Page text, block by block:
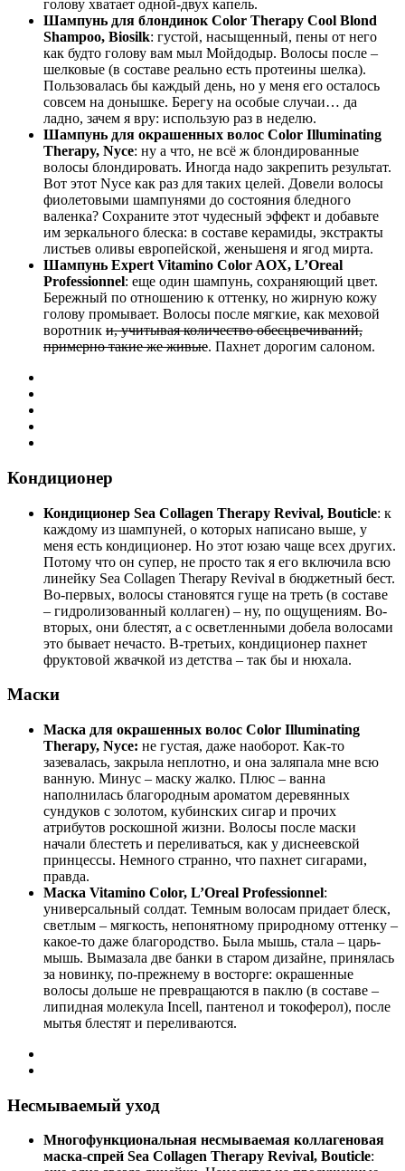
голову хватает одной-двух капель.
Шампунь для блондинок Color Therapy Cool Blond
Shampoo, Biosilk: густой, насыщенный, пены от него
как будто голову вам мыл Мойдодыр. Волосы после –
шелковые (в составе реально есть протеины шелка).
Пользовалась бы каждый день, но у меня его осталось
совсем на донышке. Берегу на особые случаи… да
ладно, зачем я вру: использую раз в неделю.
Шампунь для окрашенных волос Color Illuminating
Therapy, Nyce: ну а что, не всё ж блондированные
волосы блондировать. Иногда надо закрепить результат.
Вот этот Nyce как раз для таких целей. Довели волосы
фиолетовыми шампунями до состояния бледного
валенка? Сохраните этот чудесный эффект и добавьте
им зеркального блеска: в составе керамиды, экстракты
листьев оливы европейской, женьшеня и ягод мирта.
Шампунь Expert Vitamino Color AOX, L’Oreal
Professionnel: еще один шампунь, сохраняющий цвет.
Бережный по отношению к оттенку, но жирную кожу
голову промывает. Волосы после мягкие, как меховой
воротник и, учитывая количество обесцвечиваний,
примерно такие же живые. Пахнет дорогим салоном.
Кондиционер
Кондиционер Sea Collagen Therapy Revival, Bouticle: к
каждому из шампуней, о которых написано выше, у
меня есть кондиционер. Но этот юзаю чаще всех других.
Потому что он супер, не просто так я его включила всю
линейку Sea Collagen Therapy Revival в бюджетный бест.
Во-первых, волосы становятся гуще на треть (в составе
– гидролизованный коллаген) – ну, по ощущениям. Во-
вторых, они блестят, а с осветленными добела волосами
это бывает нечасто. В-третьих, кондиционер пахнет
фруктовой жвачкой из детства – так бы и нюхала.
Маски
Маска для окрашенных волос Color Illuminating
Therapy, Nyce: не густая, даже наоборот. Как-то
зазевалась, закрыла неплотно, и она заляпала мне всю
ванную. Минус – маску жалко. Плюс – ванна
наполнилась благородным ароматом деревянных
сундуков с золотом, кубинских сигар и прочих
атрибутов роскошной жизни. Волосы после маски
начали блестеть и переливаться, как у диснеевской
принцессы. Немного странно, что пахнет сигарами,
правда.
Маска Vitamino Color, L’Oreal Professionnel:
универсальный солдат. Темным волосам придает блеск,
светлым – мягкость, непонятному природному оттенку –
какое-то даже благородство. Была мышь, стала – царь-
мышь. Вымазала две банки в старом дизайне, принялась
за новинку, по-прежнему в восторге: окрашенные
волосы дольше не превращаются в паклю (в составе –
липидная молекула Incell, пантенол и токоферол), после
мытья блестят и переливаются.
Несмываемый уход
Многофункциональная несмываемая коллагеновая
маска-спрей Sea Collagen Therapy Revival, Bouticle: